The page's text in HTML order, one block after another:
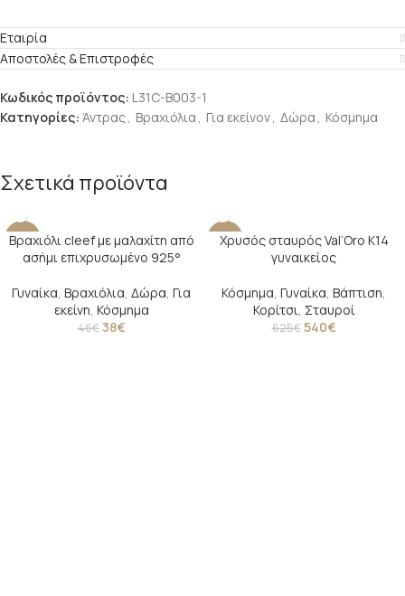
Εταιρία
Αποστολές & Επιστροφές
Κωδικός προϊόντος: L31C-B003-1
Κατηγορίες: Άντρας, Βραχιόλια , Για εκείνον, Δώρα , Κόσμημα
Σχετικά προϊόντα
-17%
Βραχιόλι cleef με μαλαχίτη από
ασήμι επιχρυσωμένο 925°
Γυναίκα, Βραχιόλια, Δώρα, Για
εκείνη, Κόσμημα
46€ 38€
-14%
Χρυσός σταυρός Val’Oro Κ14
γυναικείος
Κόσμημα, Γυναίκα, Βάπτιση,
Κορίτσι, Σταυροί
625€ 540€